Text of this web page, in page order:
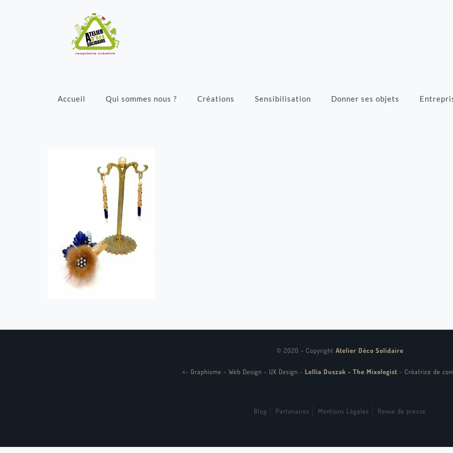
Accueil Qui sommes nous ? Créations Sensibilisation Donner ses objets
© 2020 - Copyright Atelier Déco Solidaire
<- Graphisme - Web Design - UX Design - Lellia Duszak - The Mixologist - Créatrice de
Blog Partenaires Mentions Légales Revue de presse